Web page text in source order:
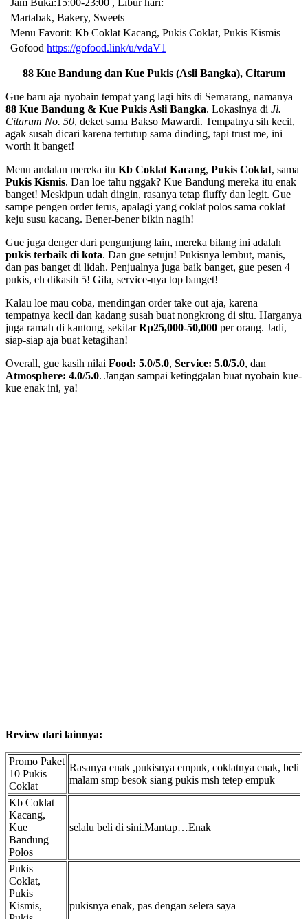
Martabak, Bakery, Sweets
Menu Favorit: Kb Coklat Kacang, Pukis Coklat, Pukis Kismis
Gofood https://gofood.link/u/vdaV1
88 Kue Bandung dan Kue Pukis (Asli Bangka), Citarum
Gue baru aja nyobain tempat yang lagi hits di Semarang, namanya
88 Kue Bandung & Kue Pukis Asli Bangka. Lokasinya di Jl.
Citarum No. 50, deket sama Bakso Mawardi. Tempatnya sih kecil,
agak susah dicari karena tertutup sama dinding, tapi trust me, ini
worth it banget!
Menu andalan mereka itu Kb Coklat Kacang, Pukis Coklat, sama
Pukis Kismis. Dan loe tahu nggak? Kue Bandung mereka itu enak
banget! Meskipun udah dingin, rasanya tetap fluffy dan legit. Gue
sampe pengen order terus, apalagi yang coklat polos sama coklat
keju susu kacang. Bener-bener bikin nagih!
Gue juga denger dari pengunjung lain, mereka bilang ini adalah
pukis terbaik di kota. Dan gue setuju! Pukisnya lembut, manis,
dan pas banget di lidah. Penjualnya juga baik banget, gue pesen 4
pukis, eh dikasih 5! Gila, service-nya top banget!
Kalau loe mau coba, mendingan order take out aja, karena
tempatnya kecil dan kadang susah buat nongkrong di situ. Harganya
juga ramah di kantong, sekitarRp25,000-50,000 per orang. Jadi,
siap-siap aja buat ketagihan!
Overall, gue kasih nilai Food: 5.0/5.0, Service: 5.0/5.0, dan
Atmosphere: 4.0/5.0. Jangan sampai ketinggalan buat nyobain kue-
kue enak ini, ya!
Review dari lainnya:
Promo Paket
10 Pukis
Coklat
Rasanya enak ,pukisnya empuk, coklatnya enak, beli
malam smp besok siang pukis msh tetep empuk
Kb Coklat
Kacang,
Kue
Bandung
Polos
selalu beli di sini.Mantap…Enak
Pukis
Coklat,
Pukis
Kismis,
pukisnya enak, pas dengan selera saya